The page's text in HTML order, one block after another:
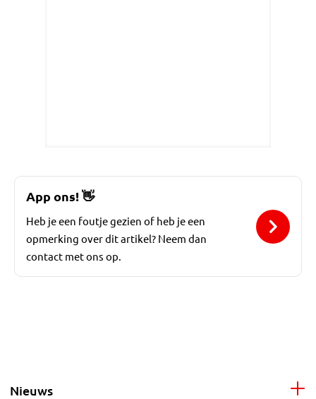
App ons!👋
Heb je een foutje gezien of heb je een
opmerking over dit artikel? Neem dan
contact met ons op.
Nieuws